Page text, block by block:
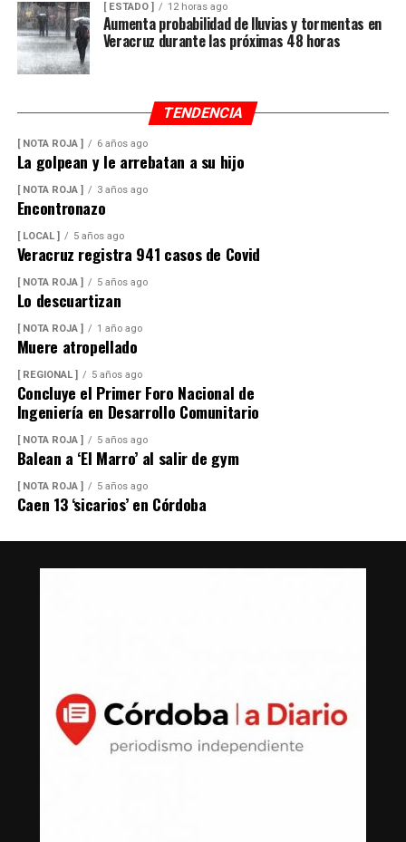
[ ESTADO ] 12 horas ago
Aumenta probabilidad de lluvias y tormentas en
Veracruz durante las próximas 48 horas
TENDENCIA
[ NOTA ROJA ] 6 años ago
La golpean y le arrebatan a su hijo
[ NOTA ROJA ] 3 años ago
Encontronazo
[ LOCAL ] 5 años ago
Veracruz registra 941 casos de Covid
[ NOTA ROJA ] 5 años ago
Lo descuartizan
[ NOTA ROJA ] 1 año ago
Muere atropellado
[ REGIONAL ] 5 años ago
Concluye el Primer Foro Nacional de
Ingeniería en Desarrollo Comunitario
[ NOTA ROJA ] 5 años ago
Balean a ‘El Marro’ al salir de gym
[ NOTA ROJA ] 5 años ago
Caen 13 ‘sicarios’ en Córdoba